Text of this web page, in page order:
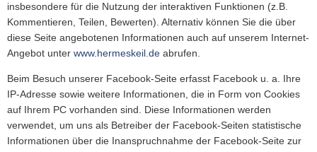
insbesondere für die Nutzung der interaktiven Funktionen (z.B.
Kommentieren, Teilen, Bewerten). Alternativ können Sie die über
diese Seite angebotenen Informationen auch auf unserem Internet-
Angebot unter www.hermeskeil.de abrufen.
Beim Besuch unserer Facebook-Seite erfasst Facebook u. a. Ihre
IP-Adresse sowie weitere Informationen, die in Form von Cookies
auf Ihrem PC vorhanden sind. Diese Informationen werden
verwendet, um uns als Betreiber der Facebook-Seiten statistische
Informationen über die Inanspruchnahme der Facebook-Seite zur